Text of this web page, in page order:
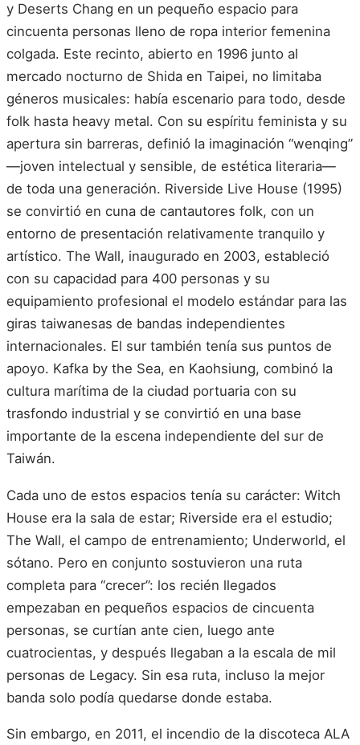
y Deserts Chang en un pequeño espacio para
cincuenta personas lleno de ropa interior femenina
colgada. Este recinto, abierto en 1996 junto al
mercado nocturno de Shida en Taipei, no limitaba
géneros musicales: había escenario para todo, desde
folk hasta heavy metal. Con su espíritu feminista y su
apertura sin barreras, definió la imaginación “wenqing”
—joven intelectual y sensible, de estética literaria—
de toda una generación. Riverside Live House (1995)
se convirtió en cuna de cantautores folk, con un
entorno de presentación relativamente tranquilo y
artístico. The Wall, inaugurado en 2003, estableció
con su capacidad para 400 personas y su
equipamiento profesional el modelo estándar para las
giras taiwanesas de bandas independientes
internacionales. El sur también tenía sus puntos de
apoyo. Kafka by the Sea, en Kaohsiung, combinó la
cultura marítima de la ciudad portuaria con su
trasfondo industrial y se convirtió en una base
importante de la escena independiente del sur de
Taiwán.
Cada uno de estos espacios tenía su carácter: Witch
House era la sala de estar; Riverside era el estudio;
The Wall, el campo de entrenamiento; Underworld, el
sótano. Pero en conjunto sostuvieron una ruta
completa para “crecer”: los recién llegados
empezaban en pequeños espacios de cincuenta
personas, se curtían ante cien, luego ante
cuatrocientas, y después llegaban a la escala de mil
personas de Legacy. Sin esa ruta, incluso la mejor
banda solo podía quedarse donde estaba.
Sin embargo, en 2011, el incendio de la discoteca ALA